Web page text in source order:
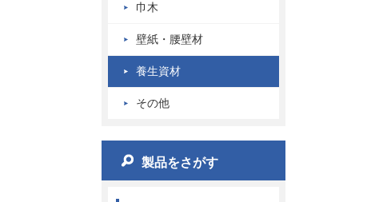
巾木
壁紙・腰壁材
養生資材
その他
製品をさがす